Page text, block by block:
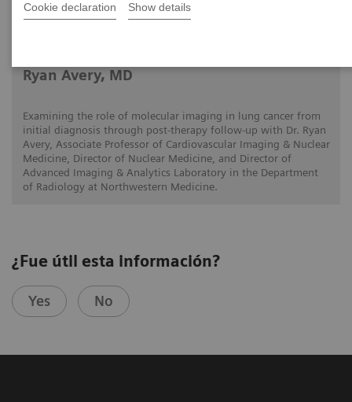
Cookie declaration Show details
Ryan Avery, MD
Examining the role of molecular imaging in lung cancer from
initial diagnosis through post-therapy follow-up with Dr. Ryan
Avery, Associate Professor of Cardiovascular Imaging & Nuclear
Medicine, Director of Nuclear Medicine, and Director of
Advanced Imaging & Analytics Laboratory in the Department
of Radiology at Northwestern Medicine.
¿Fue útil esta información?
Yes No